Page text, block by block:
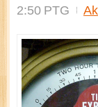
2:50 PTG